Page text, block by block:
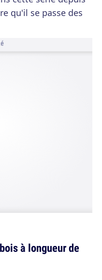
qu'il se passe des
à longueur de